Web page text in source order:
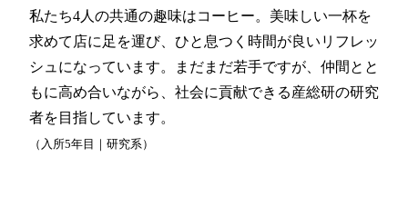
私たち4人の共通の趣味はコーヒー。美味しい一杯を
求めて店に足を運び、ひと息つく時間が良いリフレッ
シュになっています。まだまだ若手ですが、仲間とと
もに高め合いながら、社会に貢献できる産総研の研究
者を目指しています。
（入所5年目｜研究系）